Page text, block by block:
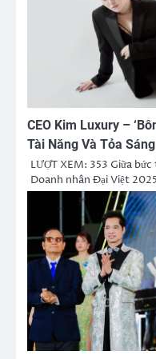
CEO Kim Luxury –
Tài Năng Và Tỏa Sáng
LƯỢT XEM: 353 Giữa
Doanh nhân Đại Việt